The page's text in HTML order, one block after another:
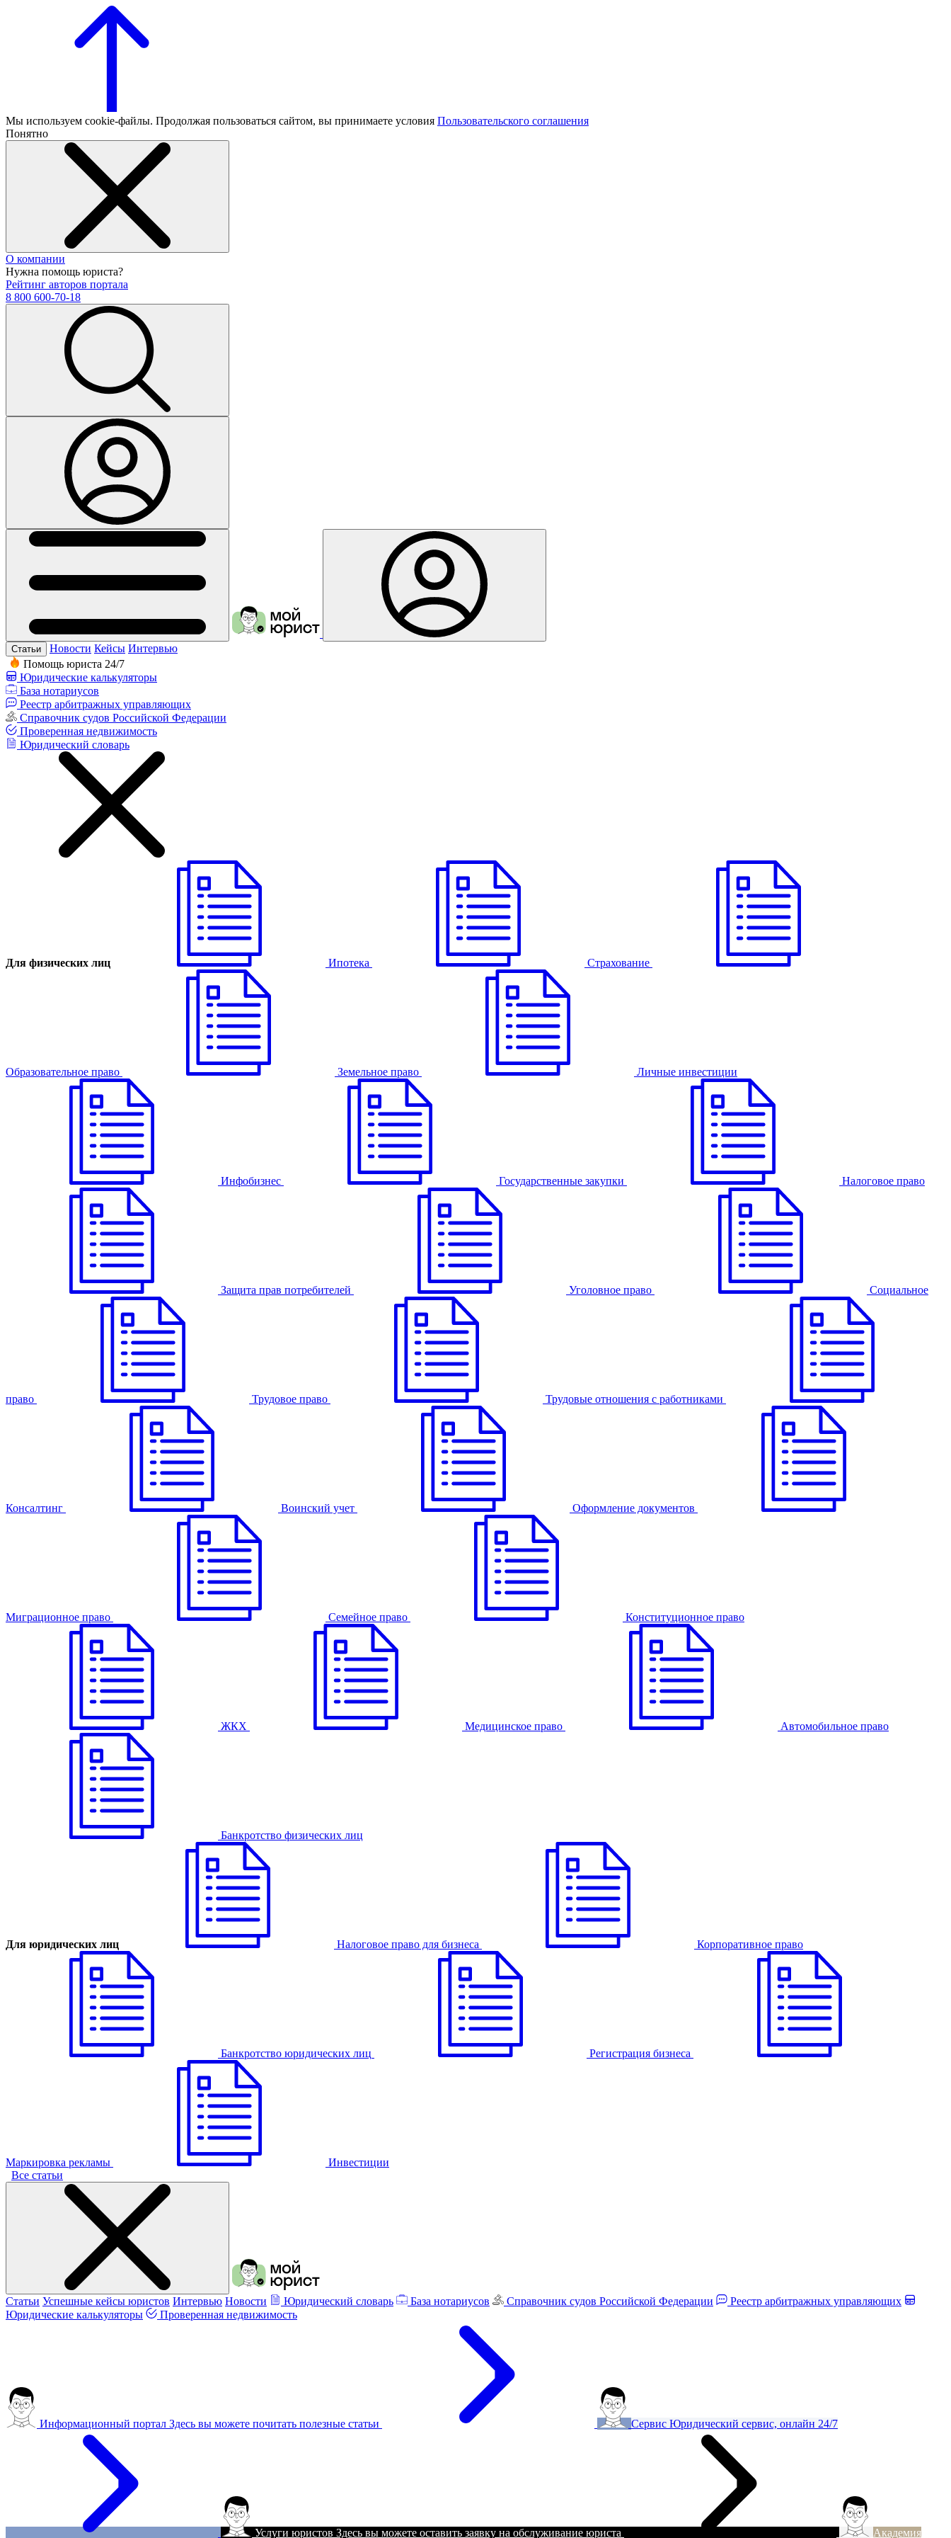
Мы используем cookie-файлы. Продолжая пользоваться сайтом, вы принимаете условия Пользовательского соглашения
Понятно
О компании
Нужна помощь юриста?
Рейтинг авторов портала
8 800 600-70-18
Статьи Новости Кейсы Интервью
Помощь юриста 24/7
Юридические калькуляторы
База нотариусов
Реестр арбитражных управляющих
Справочник судов Российской Федерации
Проверенная недвижимость
Юридический словарь
Для физических лиц Ипотека Страхование
Образовательное право Земельное право Личные инвестиции
Инфобизнес Государственные закупки Налоговое право
Защита прав потребителей Уголовное право Cоциальное
право Трудовое право Трудовые отношения с работниками
Консалтинг Воинский учет Оформление документов
Миграционное право Семейное право Конституционное право
ЖКХ Медицинское право Автомобильное право
Банкротство физических лиц
Для юридических лиц Налоговое право для бизнеса Корпоративное право
Банкротство юридических лиц Регистрация бизнеса
Маркировка рекламы
Инвестиции
Все статьи
Статьи Успешные кейсы юристов Интервью Новости Юридический словарь База нотариусов Справочник судов Российской Федерации
Реестр арбитражных управляющих
Юридические калькуляторы
Проверенная недвижимость
Информационный портал Здесь вы можете почитать полезные статьи Сервис Юридический сервис, онлайн 24/7
Услуги юристов Здесь вы можете оставить заявку на обслуживание юриста Академия